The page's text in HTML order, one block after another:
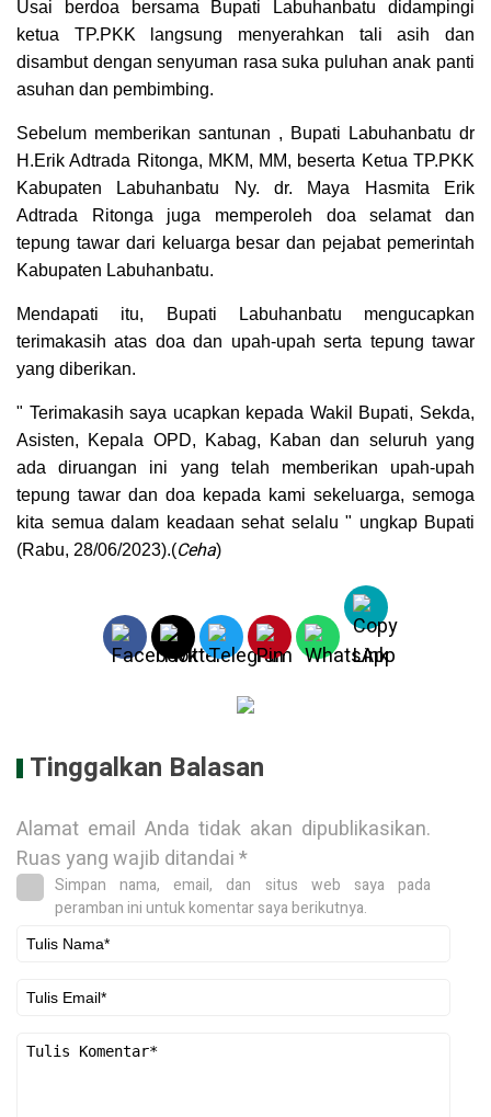
Usai berdoa bersama Bupati Labuhanbatu didampingi
ketua TP.PKK langsung menyerahkan tali asih dan
disambut dengan senyuman rasa suka puluhan anak panti
asuhan dan pembimbing.
Sebelum memberikan santunan , Bupati Labuhanbatu dr
H.Erik Adtrada Ritonga, MKM, MM, beserta Ketua TP.PKK
Kabupaten Labuhanbatu Ny. dr. Maya Hasmita Erik
Adtrada Ritonga juga memperoleh doa selamat dan
tepung tawar dari keluarga besar dan pejabat pemerintah
Kabupaten Labuhanbatu.
Mendapati itu, Bupati Labuhanbatu mengucapkan
terimakasih atas doa dan upah-upah serta tepung tawar
yang diberikan.
" Terimakasih saya ucapkan kepada Wakil Bupati, Sekda,
Asisten, Kepala OPD, Kabag, Kaban dan seluruh yang
ada diruangan ini yang telah memberikan upah-upah
tepung tawar dan doa kepada kami sekeluarga, semoga
kita semua dalam keadaan sehat selalu " ungkap Bupati
(Rabu, 28/06/2023).(Ceha)
Tinggalkan Balasan
Alamat email Anda tidak akan dipublikasikan.
Ruas yang wajib ditandai*
Simpan nama, email, dan situs web saya pada
peramban ini untuk komentar saya berikutnya.